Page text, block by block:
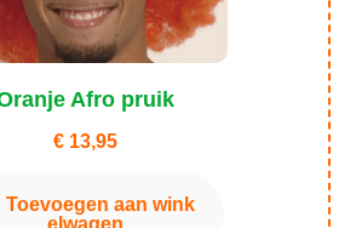
Afro pruik
€13,95
Toevoegen aan wink
elwagen